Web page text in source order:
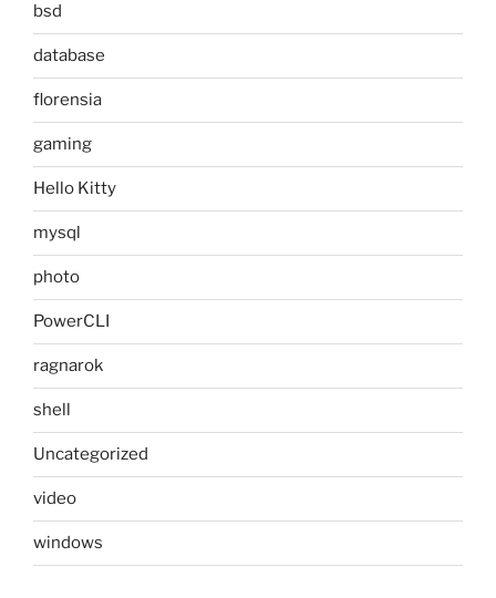
bsd
database
florensia
gaming
Hello Kitty
mysql
photo
PowerCLI
ragnarok
shell
Uncategorized
video
windows